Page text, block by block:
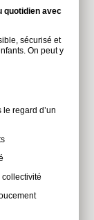
quotidien avec
sécurisé et
On peut y
regard d’un